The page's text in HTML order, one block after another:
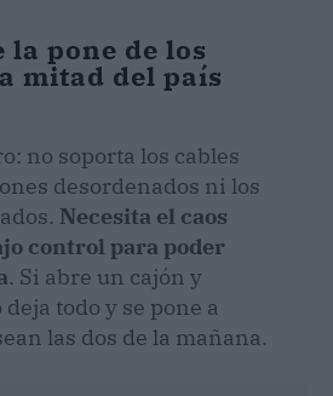
la pone de los
mitad del país
no soporta los cables
desordenados ni los
Necesita el caos
control para poder
. Si abre un cajón y
todo y se pone a
las dos de la mañana.